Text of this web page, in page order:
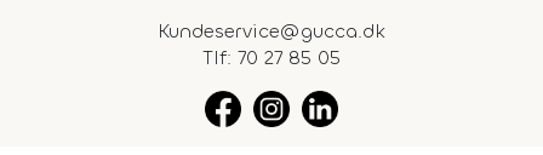
Kundeservice@gucca.dk
Tlf: 70 27 85 05